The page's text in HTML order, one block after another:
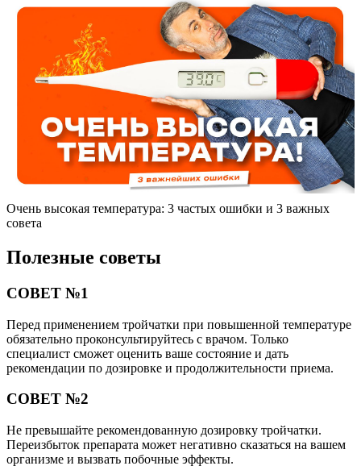
Очень высокая температура: 3 частых ошибки и 3 важных
совета
Полезные советы
СОВЕТ №1
Перед применением тройчатки при повышенной температуре
обязательно проконсультируйтесь с врачом. Только
специалист сможет оценить ваше состояние и дать
рекомендации по дозировке и продолжительности приема.
СОВЕТ №2
Не превышайте рекомендованную дозировку тройчатки.
Переизбыток препарата может негативно сказаться на вашем
организме и вызвать побочные эффекты.